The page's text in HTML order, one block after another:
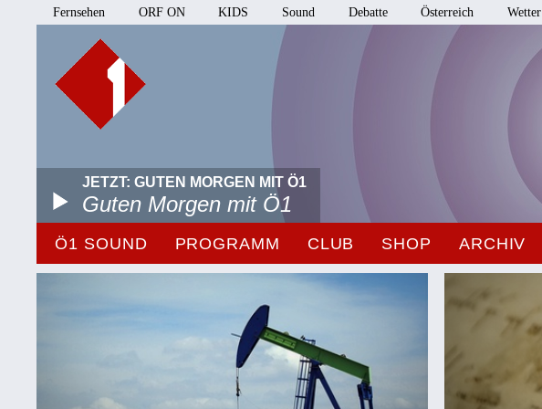
Fernsehen ORF ON KIDS Sound Debatte Österreich Wetter
JETZT: GUTEN MORGEN MIT Ö1
Guten Morgen mit Ö1
Ö1 SOUND PROGRAMM CLUB SHOP ARCHIV